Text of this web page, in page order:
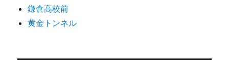
鎌倉高校前
黄金トンネル